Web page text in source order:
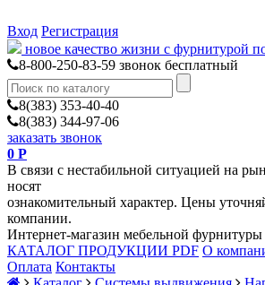
Вход Регистрация
новое качество жизни с фурнитурой
8-800-250-83-59 звонок бесплатный
8(383) 353-40-40
8(383) 344-97-06
заказать звонок
0 Р
В связи с нестабильной ситуацией на
носят
ознакомительный характер. Цены
компании.
Интернет-магазин мебельной
КАТАЛОГ ПРОДУКЦИИ PDF О
Оплата Контакты